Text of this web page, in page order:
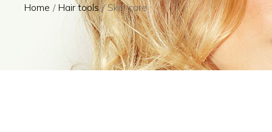
Home Hair tools Skin care